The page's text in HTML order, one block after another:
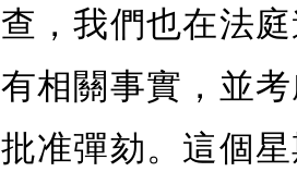
查，我們也在法
有相關事實，並
批准彈劾。這個